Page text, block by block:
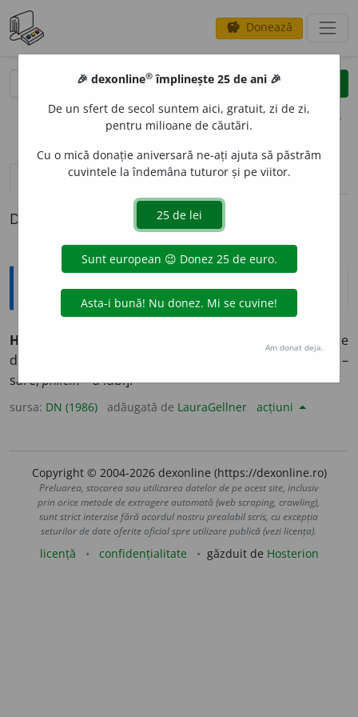
savings Donează
clear
opțiuni
definiții (1)
Definiția cu ID-ul 412250:
Explicative DEX
HALOF
) Care se
dezvoltă într-un mediu sărat. [<
–
sare,philein– a iubi].
sursa: DN (1986) adăugată de LauraGellner acțiuni
Copyright © 2004-2026 dexonline (https://dexonline.ro)
Preluarea, stocarea sau utilizarea datelor de pe acest site, inclusiv
prin orice metode de extragere automată (web scraping, crawling),
sunt strict interzise fără acordul nostru prealabil scris, cu excepția
seturilor de date oferite oficial spre utilizare publică (vezi licența).
licență confidențialitate găzduit de Hosterion
🎉 dexonline® împlinește 25 de ani 🎉
De un sfert de secol suntem aici, gratuit, zi de zi,
pentru milioane de căutări.
Cu o mică donație aniversară ne-ați ajuta să păstrăm
cuvintele la îndemâna tuturor și pe viitor.
Am donat deja.